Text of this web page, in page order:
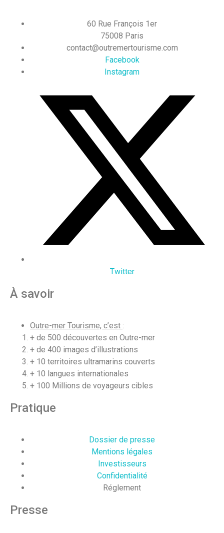
60 Rue François 1er
75008 Paris
contact@outremertourisme.com
Facebook
Instagram
Twitter
À savoir
Outre-mer Tourisme, c’est :
+ de 500 découvertes en Outre-mer
+ de 400 images d’illustrations
+ 10 territoires ultramarins couverts
+ 10 langues internationales
+ 100 Millions de voyageurs cibles
Pratique
Dossier de presse
Mentions légales
Investisseurs
Confidentialité
Réglement
Presse